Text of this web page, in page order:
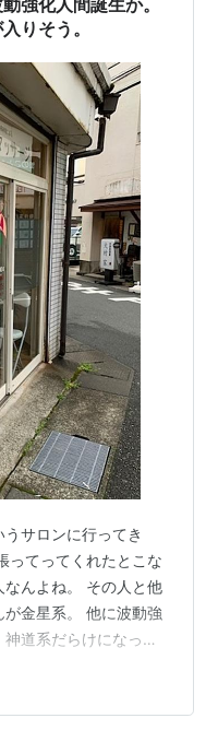
強化人間誕生か。
りそう。
サロンに行ってき
ってってくれたとこな
んよね。 その人と他
金星系。 他に波動強
道系だらけになっ
って泣き出す人もお
史があったようで、そ